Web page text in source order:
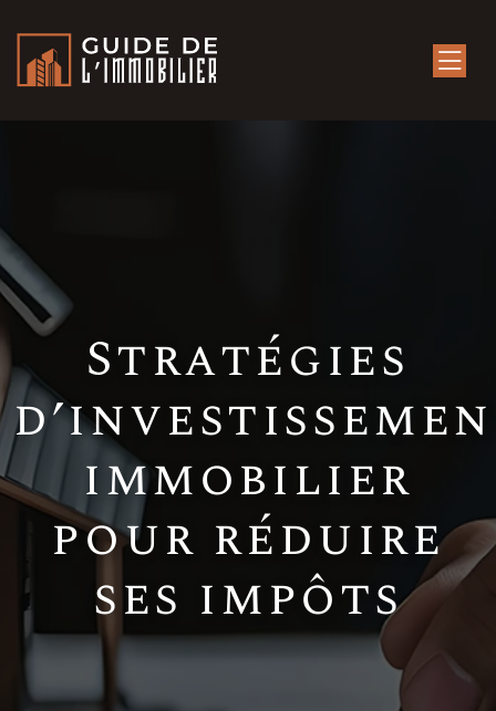
Stratégies
immobilier
pour réduire
ses impôts